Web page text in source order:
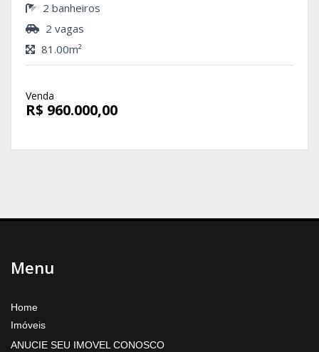
2 banheiros
2 vagas
81.00m²
Venda
R$ 960.000,00
Menu
Home
Imóveis
ANUCIE SEU IMOVEL CONOSCO